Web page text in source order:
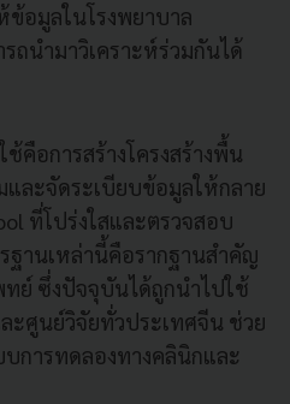
ข้อมูลในโรงพยาบาล
ถนำมาวิเคราะห์ร่วมกันได้
คือการสร้างโครงสร้างพื้น
ละจัดระเบียบข้อมูลให้กลาย
ที่โปร่งใสและตรวจสอบ
ฐานเหล่านี้คือรากฐานสำคัญ
ย์ ซึ่งปัจจุบันได้ถูกนำไปใช้
ะศูนย์วิจัยทั่วประเทศจีน ช่วย
บการทดลองทางคลินิกและ